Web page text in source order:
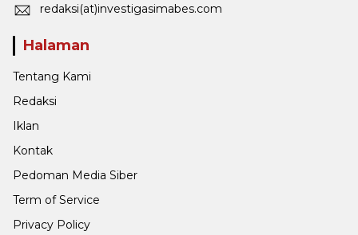
redaksi(at)investigasimabes.com
Halaman
Tentang Kami
Redaksi
Iklan
Kontak
Pedoman Media Siber
Term of Service
Privacy Policy